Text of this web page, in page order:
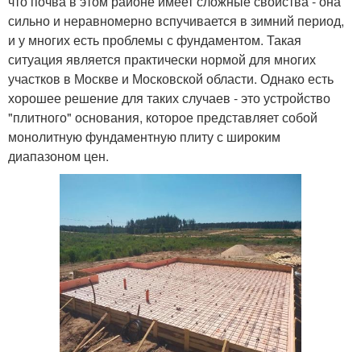
сильно и неравномерно вспучивается в зимний период,
и у многих есть проблемы с фундаментом. Такая
ситуация является практически нормой для многих
участков в Москве и Московской области. Однако есть
хорошее решение для таких случаев - это устройство
"плитного" основания, которое представляет собой
монолитную фундаментную плиту с широким
диапазоном цен.